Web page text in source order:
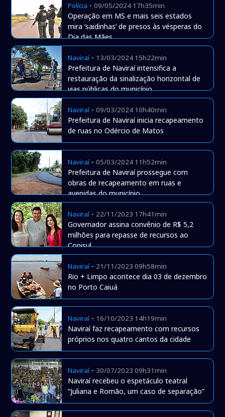
Polícia -09/05/2024 17h35min
Operação em MS e mais seis estados
mira ‘saidinhas’ de presos às vésperas do
Dia das Mães
Naviraí- 13/03/2024 15h22min
Prefeitura de Naviraí intensifica a
restauração da sinalização horizontal de
vias públicas do município
Naviraí-09/03/2024 10h40min
Prefeitura de Naviraí inicia recapeamento
de ruas no Odércio de Matos
Naviraí-05/03/2024 11h52min
Prefeitura de Naviraí prossegue com
obras de recapeamento em ruas e
avenidas do município
Naviraí- 22/11/2023 17h41min
Governador assina convênio de R$ 5,2
milhões para repasse de recursos ao
Conisul
Naviraí- 21/11/2023 09h58min
Rio + Limpo acontece dia 03 de dezembro
no Porto Caiuá
Naviraí- 16/10/2023 14h19min
Naviraí faz recapeamento com recursos
próprios nos quatro cantos da cidade
Naviraí- 30/07/2023 09h31min
Naviraí recebeu o espetáculo teatral
“Juliana e Romão, um caso de separação”